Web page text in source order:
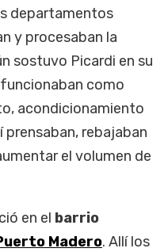
departamentos
y procesaban la
sostuvo Picardi en su
como
acondicionamiento
rebajaban
el volumen de
en el barrio
Madero. Allí los